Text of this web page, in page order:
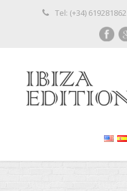
Tel: (+34) 619281862